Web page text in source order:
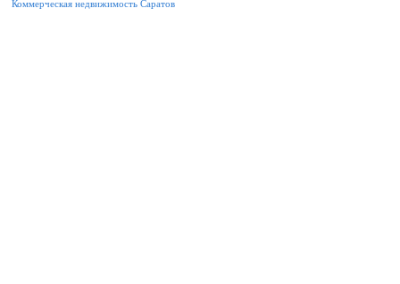
Коммерческая недвижимость Саратов